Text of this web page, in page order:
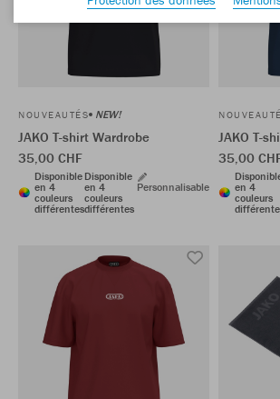
NOUVEAUTÉS NEW!
JAKO T-shirt Wardrobe
35,00 CHF
Disponible
en 4
couleurs
différentes
Disponible
en 4
couleurs
différentes
Personnalisable
JAKO T-
35,00
en 4
couleurs